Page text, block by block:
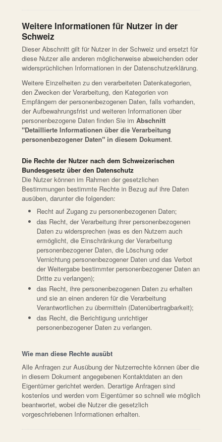
Weitere Informationen für Nutzer in der
Schweiz
Dieser Abschnitt gilt für Nutzer in der Schweiz und ersetzt für
diese Nutzer alle anderen möglicherweise abweichenden oder
widersprüchlichen Informationen in der Datenschutzerklärung.
Weitere Einzelheiten zu den verarbeiteten Datenkategorien,
den Zwecken der Verarbeitung, den Kategorien von
Empfängern der personenbezogenen Daten, falls vorhanden,
der Aufbewahrungsfrist und weiteren Informationen über
personenbezogene Daten finden Sie im Abschnitt
"Detaillierte Informationen über die Verarbeitung
personenbezogener Daten" in diesem Dokument.
Die Rechte der Nutzer nach dem Schweizerischen
Bundesgesetz über den Datenschutz
Die Nutzer können im Rahmen der gesetzlichen
Bestimmungen bestimmte Rechte in Bezug auf ihre Daten
ausüben, darunter die folgenden:
Recht auf Zugang zu personenbezogenen Daten;
das Recht, der Verarbeitung ihrer personenbezogenen
Daten zu widersprechen (was es den Nutzern auch
ermöglicht, die Einschränkung der Verarbeitung
personenbezogener Daten, die Löschung oder
Vernichtung personenbezogener Daten und das Verbot
der Weitergabe bestimmter personenbezogener Daten an
Dritte zu verlangen);
das Recht, ihre personenbezogenen Daten zu erhalten
und sie an einen anderen für die Verarbeitung
Verantwortlichen zu übermitteln (Datenübertragbarkeit);
das Recht, die Berichtigung unrichtiger
personenbezogener Daten zu verlangen.
Wie man diese Rechte ausübt
Alle Anfragen zur Ausübung der Nutzerrechte können über die
in diesem Dokument angegebenen Kontaktdaten an den
Eigentümer gerichtet werden. Derartige Anfragen sind
kostenlos und werden vom Eigentümer so schnell wie möglich
beantwortet, wobei die Nutzer die gesetzlich
vorgeschriebenen Informationen erhalten.